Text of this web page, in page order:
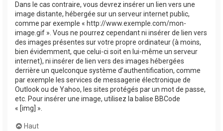
Dans le cas contraire, vous devrez insérer un lien vers une
image distante, hébergée sur un serveur internet public,
comme par exemple « http://www.exemple.com/mon-
image.gif ». Vous ne pourrez cependant ni insérer de lien vers
des images présentes sur votre propre ordinateur (à moins,
bien évidemment, que celui-ci soit en lui-même un serveur
internet), ni insérer de lien vers des images hébergées
derrière un quelconque système d’authentification, comme
par exemple les services de messagerie électronique de
Outlook ou de Yahoo, les sites protégés par un mot de passe,
etc. Pour insérer une image, utilisez la balise BBCode
« [img] ».
Haut